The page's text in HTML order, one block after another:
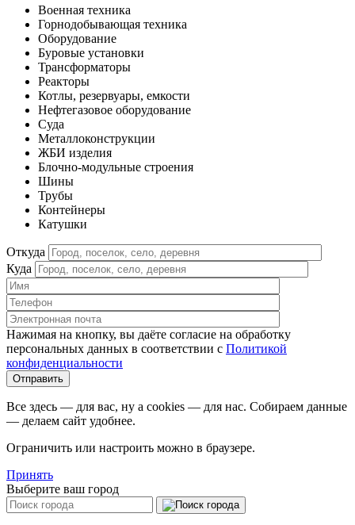
Военная техника
Горнодобывающая техника
Оборудование
Буровые установки
Трансформаторы
Реакторы
Котлы, резервуары, емкости
Нефтегазовое оборудование
Cуда
Металлоконструкции
ЖБИ изделия
Блочно-модульные строения
Шины
Трубы
Контейнеры
Катушки
Откуда
Куда
Нажимая на кнопку, вы даёте согласие на обработку
персональных данных в соответствии c Политикой
конфиденциальности
Все здесь — для вас, ну а cookies — для нас. Собираем данные
— делаем сайт удобнее.
Ограничить или настроить можно в браузере.
Принять
Выберите ваш город